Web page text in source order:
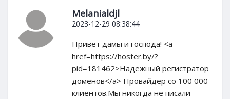
Melanialdjl
2023-12-29 08:38:44
Привет дамы и господа! <a
href=https://hoster.by/?
pid=181462>Надежный регистратор
доменов</a> Провайдер со 100 000
клиентов.Мы никогда не писали